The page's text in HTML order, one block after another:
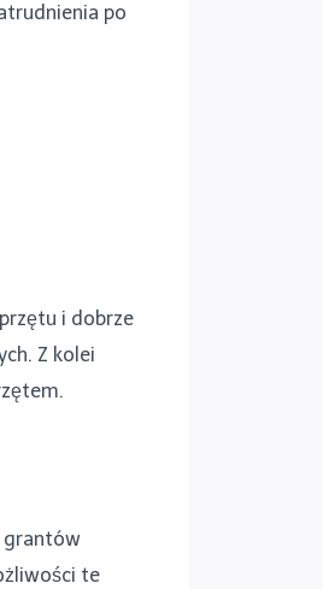
po
i dobrze
Z kolei
grantów
te